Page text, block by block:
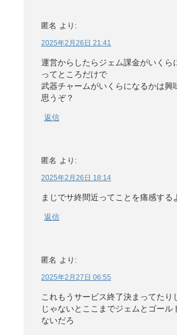
匿名 より:
2025年2月26日 21:41
運営からしたらジェム課金がいくら
ってところだけで
武器チャームがいくらになるかは興
思うぞ？
返信
匿名 より:
2025年2月26日 18:14
まじでサ終間近ってことを痛感する
返信
匿名 より:
2025年2月27日 06:55
これもうサービス終了決まってたり
じゃないとここまでジェムとゴール
ないだろ